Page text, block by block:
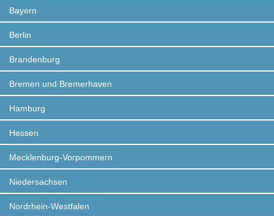
Bayern
Berlin
Brandenburg
Bremen und Bremerhaven
Hamburg
Hessen
Mecklenburg-Vorpommern
Niedersachsen
Nordrhein-Westfalen